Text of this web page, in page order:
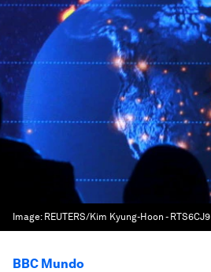
Image: REUTERS/Kim Kyung-Hoon - RTS6CJ9
BBC Mundo